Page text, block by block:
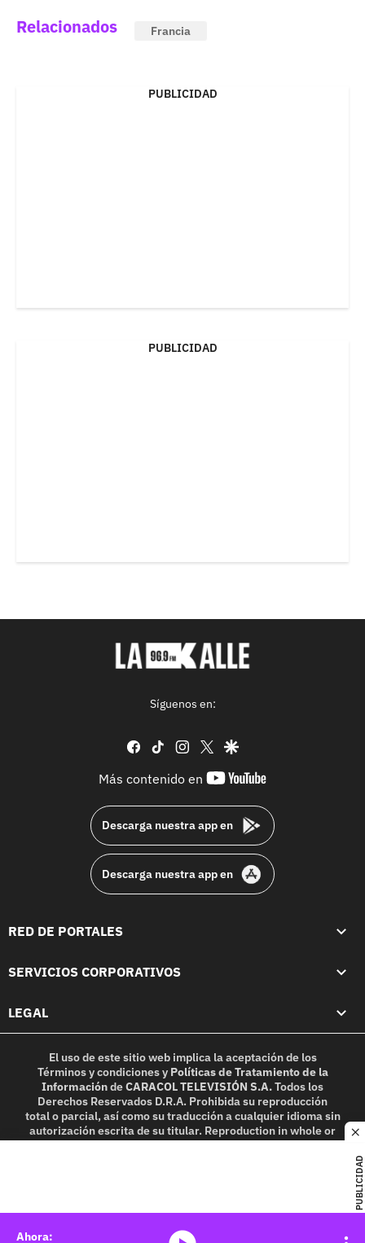
PUBLICIDAD
Relacionados Francia
PUBLICIDAD
PUBLICIDAD
Síguenos en:
facebook
tiktok instagram
twittergoogle
Más contenido en
youtube-
Descarga nuestra app en
Descarga nuestra app en
RED DE PORTALES
SERVICIOS CORPORATIVOS
LEGAL
El uso de este sitio web implica la aceptación de los
Términos y condicionesy Políticas de Tratamiento de la
InformacióndeCARACOL TELEVISIÓN S.A.Todos los
Derechos Reservados D.R.A. Prohibida su reproducción
total o parcial, así como su traducción a cualquier idioma sin
autorización escrita de su titular. Reproduction in whole or